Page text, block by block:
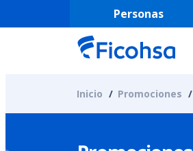
Personas
Inicio Promociones